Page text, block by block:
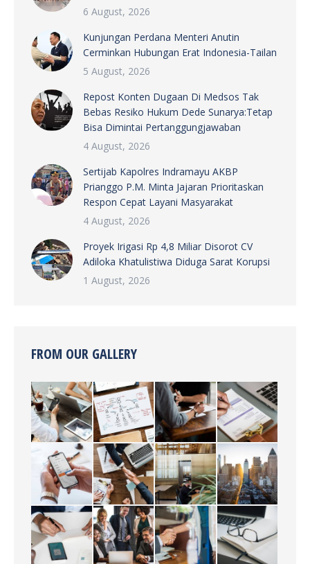
6 August, 2026
Kunjungan Perdana Menteri Anutin
Cerminkan Hubungan Erat Indonesia-Tailan
5 August, 2026
Repost Konten Dugaan Di Medsos Tak
Bebas Resiko Hukum Dede Sunarya:Tetap
Bisa Dimintai Pertanggungjawaban
4 August, 2026
Sertijab Kapolres Indramayu AKBP
Prianggo P.M. Minta Jajaran Prioritaskan
Respon Cepat Layani Masyarakat
4 August, 2026
Proyek Irigasi Rp 4,8 Miliar Disorot CV
Adiloka Khatulistiwa Diduga Sarat Korupsi
1 August, 2026
FROM OUR GALLERY